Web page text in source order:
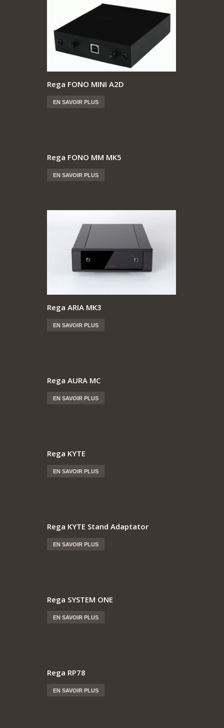
Rega FONO MINI A2D
EN SAVOIR PLUS
Rega FONO MM MK5
EN SAVOIR PLUS
Rega ARIA MK3
EN SAVOIR PLUS
Rega AURA MC
EN SAVOIR PLUS
Rega KYTE
EN SAVOIR PLUS
Rega KYTE Stand Adaptator
EN SAVOIR PLUS
Rega SYSTEM ONE
EN SAVOIR PLUS
Rega RP78
EN SAVOIR PLUS